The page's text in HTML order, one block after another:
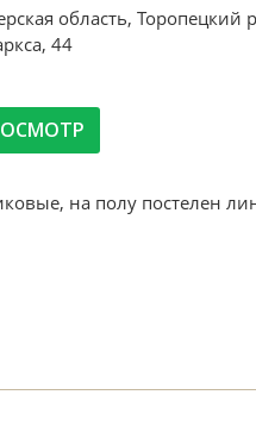
область, Торопецкий
44
на полу постелен